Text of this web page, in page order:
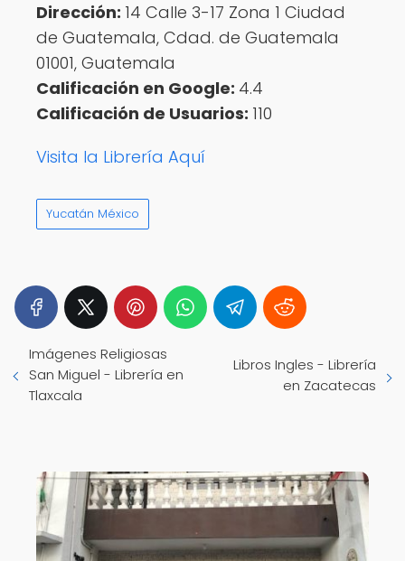
Dirección: 14 Calle 3-17 Zona 1 Ciudad
de Guatemala, Cdad. de Guatemala
01001, Guatemala
Calificación en Google: 4.4
Calificación de Usuarios: 110
Visita la Librería Aquí
Yucatán México
Imágenes Religiosas
San Miguel - Librería en
Tlaxcala
Libros Ingles - Librería
en Zacatecas